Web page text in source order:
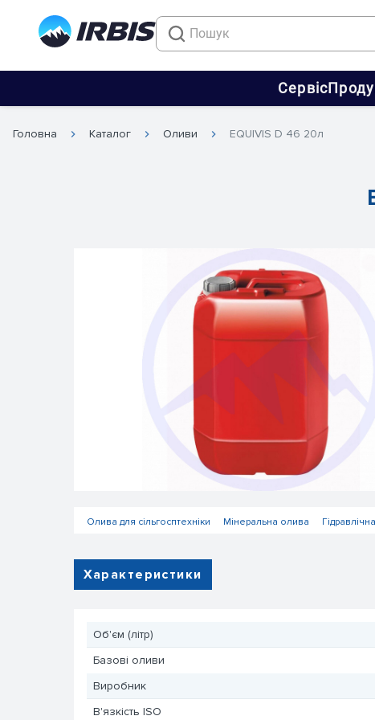
Сервіс
Головна Каталог Оливи EQUIVIS D 46 20л
Олива для сільгосптехніки Мінеральна олива
Характеристики
Об'єм (літр)
Базові оливи
Виробник
В'язкість ISO